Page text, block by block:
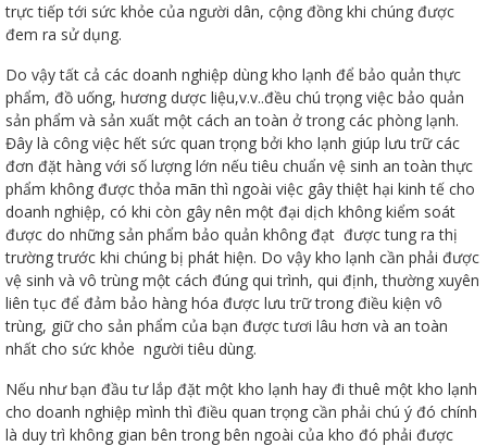
trực tiếp tới sức khỏe của người dân, cộng đồng khi chúng được
đem ra sử dụng.
Do vậy tất cả các doanh nghiệp dùng kho lạnh để bảo quản thực
phẩm, đồ uống, hương dược liệu,v.v..đều chú trọng việc bảo quản
sản phẩm và sản xuất một cách an toàn ở trong các phòng lạnh.
Đây là công việc hết sức quan trọng bởi kho lạnh giúp lưu trữ các
đơn đặt hàng với số lượng lớn nếu tiêu chuẩn vệ sinh an toàn thực
phẩm không được thỏa mãn thì ngoài việc gây thiệt hại kinh tế cho
doanh nghiệp, có khi còn gây nên một đại dịch không kiểm soát
được do những sản phẩm bảo quản không đạt được tung ra thị
trường trước khi chúng bị phát hiện. Do vậy kho lạnh cần phải được
vệ sinh và vô trùng một cách đúng qui trình, qui định, thường xuyên
liên tục để đảm bảo hàng hóa được lưu trữ trong điều kiện vô
trùng, giữ cho sản phẩm của bạn được tươi lâu hơn và an toàn
nhất cho sức khỏe người tiêu dùng.
Nếu như bạn đầu tư lắp đặt một kho lạnh hay đi thuê một kho lạnh
cho doanh nghiệp mình thì điều quan trọng cần phải chú ý đó chính
là duy trì không gian bên trong bên ngoài của kho đó phải được